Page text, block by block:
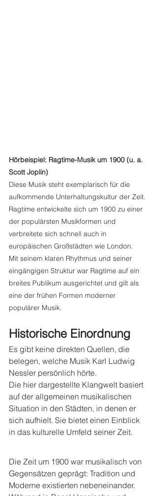
Hörbeispiel: Ragtime-Musik um 1900 (u. a.
Scott Joplin)
Diese Musik steht exemplarisch für die
aufkommende Unterhaltungskultur der Zeit.
Ragtime entwickelte sich um 1900 zu einer
der populärsten Musikformen und
verbreitete sich schnell auch in
europäischen Großstädten wie London.
Mit seinem klaren Rhythmus und seiner
eingängigen Struktur war Ragtime auf ein
breites Publikum ausgerichtet und gilt als
eine der frühen Formen moderner
populärer Musik.
Historische Einordnung
Es gibt keine direkten Quellen, die
belegen, welche Musik Karl Ludwig
Nessler persönlich hörte.
Die hier dargestellte Klangwelt basiert
auf der allgemeinen musikalischen
Situation in den Städten, in denen er
sich aufhielt. Sie bietet einen Einblick
in das kulturelle Umfeld seiner Zeit.
Die Zeit um 1900 war musikalisch von
Gegensätzen geprägt: Tradition und
Moderne existierten nebeneinander.